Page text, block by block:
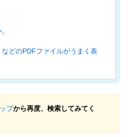
どのPDFファイルがうまく表
プから再度、検索してみてく